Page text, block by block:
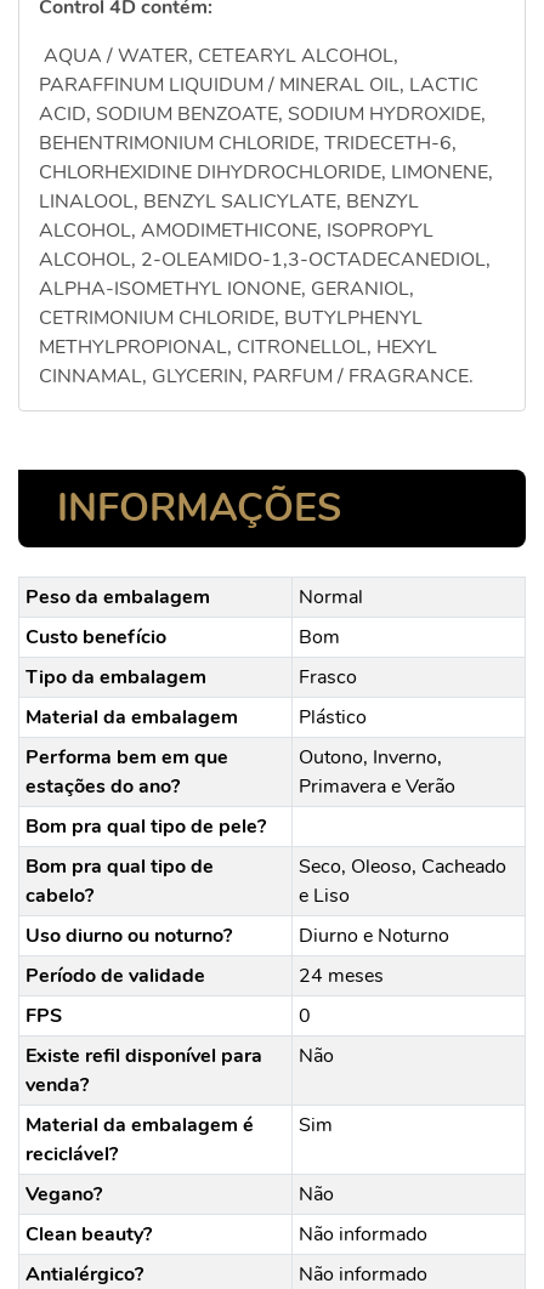
Control 4D contém:
AQUA / WATER, CETEARYL ALCOHOL,
PARAFFINUM LIQUIDUM / MINERAL OIL, LACTIC
ACID, SODIUM BENZOATE, SODIUM HYDROXIDE,
BEHENTRIMONIUM CHLORIDE, TRIDECETH-6,
CHLORHEXIDINE DIHYDROCHLORIDE, LIMONENE,
LINALOOL, BENZYL SALICYLATE, BENZYL
ALCOHOL, AMODIMETHICONE, ISOPROPYL
ALCOHOL, 2-OLEAMIDO-1,3-OCTADECANEDIOL,
ALPHA-ISOMETHYL IONONE, GERANIOL,
CETRIMONIUM CHLORIDE, BUTYLPHENYL
METHYLPROPIONAL, CITRONELLOL, HEXYL
CINNAMAL, GLYCERIN, PARFUM / FRAGRANCE.
INFORMAÇÕES
Peso da embalagem
Normal
Custo benefício
Bom
Tipo da embalagem
Frasco
Material da embalagem
Plástico
Performa bem em que
estações do ano?
Outono, Inverno,
Primavera e Verão
Bom pra qual tipo de pele?
Bom pra qual tipo de
cabelo?
Seco, Oleoso, Cacheado
e Liso
Uso diurno ou noturno?
Diurno e Noturno
Período de validade
24 meses
FPS
0
Existe refil disponível para
venda?
Não
Material da embalagem é
reciclável?
Sim
Vegano?
Não
Clean beauty?
Não informado
Antialérgico?
Não informado